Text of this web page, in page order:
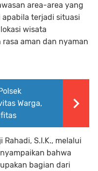
area-area yang
terjadi situasi
wisata
aman dan nyaman
Warga,
Rahadi, S.I.K., melalui
bahwa
bagian dari